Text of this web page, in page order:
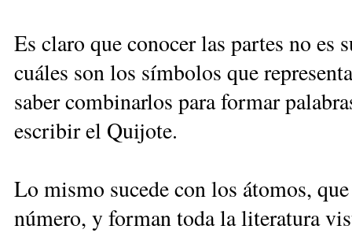
Es claro que conocer las partes no es
cuáles son los símbolos que
saber combinarlos para formar
escribir el Quijote.
Lo mismo sucede con los átomos,
número, y forman toda la literatura